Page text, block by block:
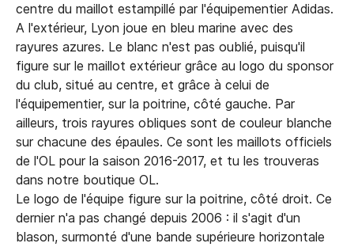
centre du maillot estampillé par l'équipementier Adidas.
A l'extérieur, Lyon joue en bleu marine avec des
rayures azures. Le blanc n'est pas oublié, puisqu'il
figure sur le maillot extérieur grâce au logo du sponsor
du club, situé au centre, et grâce à celui de
l'équipementier, sur la poitrine, côté gauche. Par
ailleurs, trois rayures obliques sont de couleur blanche
sur chacune des épaules. Ce sont les maillots officiels
de l'OL pour la saison 2016-2017, et tu les trouveras
dans notre boutique OL.
Le logo de l'équipe figure sur la poitrine, côté droit. Ce
dernier n'a pas changé depuis 2006 : il s'agit d'un
blason, surmonté d'une bande supérieure horizontale